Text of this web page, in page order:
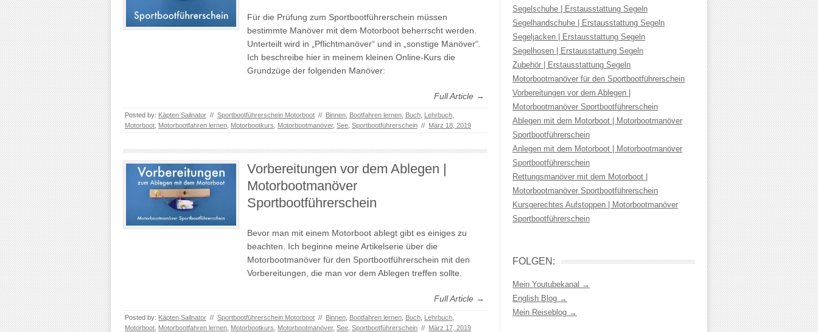
Für die Prüfung zum Sportbootführerschein müssen
bestimmte Manöver mit dem Motorboot beherrscht werden.
Unterteilt wird in „Pflichtmanöver“ und in „sonstige Manöver“.
Ich beschreibe hier in meinem kleinen Online-Kurs die
Grundzüge der folgenden Manöver:
Full Article →
Posted by: Käpten Sailnator // Sportbootführerschein Motorboot // Binnen Bootfahren lernen Buch Lehrbuch
Motorboot Motorbootfahren lernen Motorbootkurs Motorbootmanöver, See Sportbootführerschein // März 18, 2019
Vorbereitungen vor dem Ablegen |
Motorbootmanöver
Sportbootführerschein
Bevor man mit einem Motorboot ablegt gibt es einiges zu
beachten. Ich beginne meine Artikelserie über die
Motorbootmanöver für den Sportbootführerschein mit den
Vorbereitungen, die man vor dem Ablegen treffen sollte.
Full Article →
Posted by: Käpten Sailnator // Sportbootführerschein Motorboot // Binnen Bootfahren lernen Buch Lehrbuch
Motorboot Motorbootfahren lernen Motorbootkurs Motorbootmanöver, See Sportbootführerschein // März 17, 2019
Segelschuhe | Erstausstattung Segeln
Segelhandschuhe | Erstausstattung Segeln
Segeljacken | Erstausstattung Segeln
Segelhosen | Erstausstattung Segeln
Zubehör | Erstausstattung Segeln
Motorbootmanöver für den Sportbootführerschein
Vorbereitungen vor dem Ablegen |
Motorbootmanöver Sportbootführerschein
Ablegen mit dem Motorboot | Motorbootmanöver
Sportbootführerschein
Anlegen mit dem Motorboot | Motorbootmanöver
Sportbootführerschein
Rettungsmanöver mit dem Motorboot |
Motorbootmanöver Sportbootführerschein
Kursgerechtes Aufstoppen | Motorbootmanöver
Sportbootführerschein
FOLGEN:
Mein Youtubekanal →
English Blog →
Mein Reiseblog →